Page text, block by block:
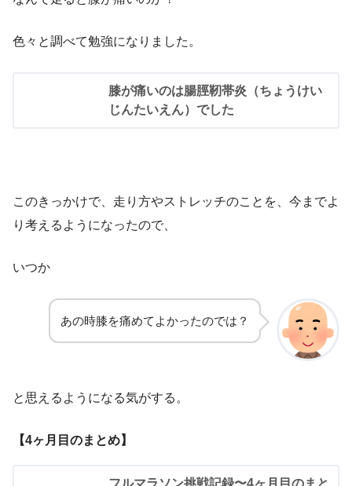
色々と調べて勉強になりました。
膝が痛いのは腸脛靭帯炎（ちょうけい
じんたいえん）でした
このきっかけで、走り方やストレッチのことを、今までよ
り考えるようになったので、
いつか
あの時膝を痛めてよかったのでは？
と思えるようになる気がする。
【4ヶ月目のまとめ】
フルマラソン挑戦記録〜4ヶ月目のまと